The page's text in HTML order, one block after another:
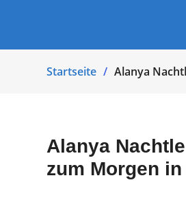
Startseite Alanya
Alanya
zum Morgen